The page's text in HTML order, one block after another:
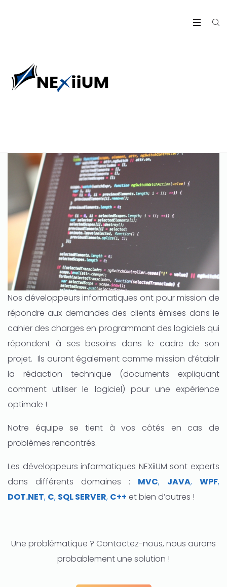
Développement applicatif
– Saint-Etienne (42)
Nos développeurs informatiques ont pour mission de
répondre aux demandes des clients émises dans le
cahier des charges en programmant des logiciels qui
répondent à ses besoins dans le cadre de son
projet. Ils auront également comme mission d’établir
la rédaction technique (documents expliquant
comment utiliser le logiciel) pour une expérience
optimale !
Notre équipe se tient à vos côtés en cas de
problèmes rencontrés.
Les développeurs informatiques NEXiiUM sont experts
dans différents domaines : MVC, JAVA, WPF,
DOT.NET, C, SQL SERVER, C++ et bien d’autres !
Une problématique ? Contactez-nous, nous aurons
probablement une solution !